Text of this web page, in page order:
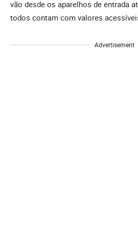
vão desde os aparelhos de entrada
todos contam com valores
Advertisement